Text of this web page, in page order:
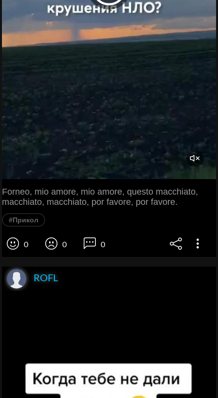
Forneo, mio amore, mio amore, questo macchiato,
macchiato, macchiato, por favore, por favore.
#Прикол
0 0 0
ROFL